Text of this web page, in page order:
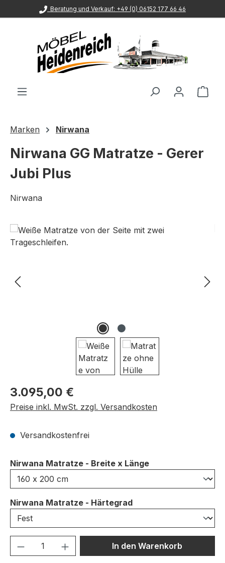
Zum Hauptinhalt springen
Beratung und Verkauf: +49 (0) 06152 177 66 46
Marken Nirwana
Nirwana GG Matratze - Gerer
Jubi Plus
Nirwana
Bildergalerie überspringen
Regulärer Preis:
3.095,00 €
Preise inkl. MwSt. zzgl. Versandkosten
Versandkostenfrei
Nirwana Matratze - Breite x Längeauswählen
Nirwana Matratze - Härtegradauswählen
Produkt Anzahl: Gib denIn den Warenkorb